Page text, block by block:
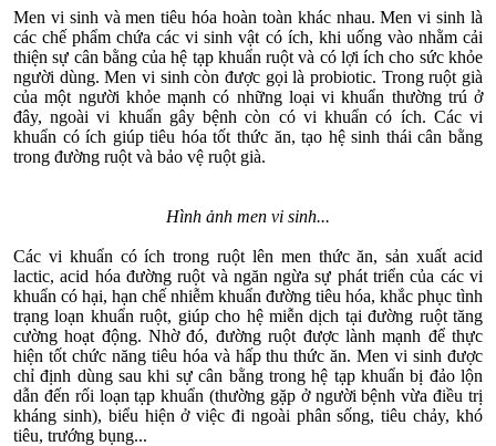
Men vi sinh và men tiêu hóa hoàn toàn khác nhau. Men vi sinh là
các chế phẩm chứa các vi sinh vật có ích, khi uống vào nhằm cải
thiện sự cân bằng của hệ tạp khuẩn ruột và có lợi ích cho sức khỏe
người dùng. Men vi sinh còn được gọi là probiotic. Trong ruột già
của một người khỏe mạnh có những loại vi khuẩn thường trú ở
đây, ngoài vi khuẩn gây bệnh còn có vi khuẩn có ích. Các vi
khuẩn có ích giúp tiêu hóa tốt thức ăn, tạo hệ sinh thái cân bằng
trong đường ruột và bảo vệ ruột già.
Hình ảnh men vi sinh...
Các vi khuẩn có ích trong ruột lên men thức ăn, sản xuất acid
lactic, acid hóa đường ruột và ngăn ngừa sự phát triển của các vi
khuẩn có hại, hạn chế nhiễm khuẩn đường tiêu hóa, khắc phục tình
trạng loạn khuẩn ruột, giúp cho hệ miễn dịch tại đường ruột tăng
cường hoạt động. Nhờ đó, đường ruột được lành mạnh để thực
hiện tốt chức năng tiêu hóa và hấp thu thức ăn. Men vi sinh được
chỉ định dùng sau khi sự cân bằng trong hệ tạp khuẩn bị đảo lộn
dẫn đến rối loạn tạp khuẩn (thường gặp ở người bệnh vừa điều trị
kháng sinh), biểu hiện ở việc đi ngoài phân sống, tiêu chảy, khó
tiêu, trướng bụng...